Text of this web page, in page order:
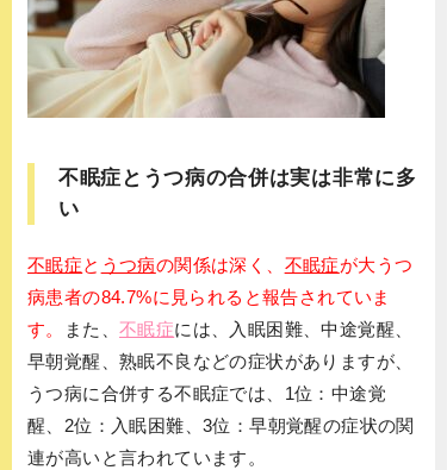
不眠症とうつ病の合併は実は非常に多
い
不眠症と うつ病の関係は深く、 不眠症が大うつ
病患者の84.7%に見られると報告されていま
す。
また、不眠症には、入眠困難、中途覚醒、
早朝覚醒、熟眠不良などの症状がありますが、
うつ病に合併する不眠症では、1位：中途覚
醒、2位：入眠困難、3位：早朝覚醒の症状の関
連が高いと言われています。